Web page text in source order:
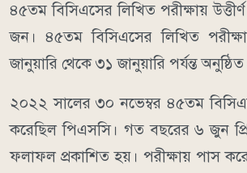
৪৫তম বিসিএসের লিখিত পরীক্ষায়
জন। ৪৫তম বিসিএসের লিখিত
জানুয়ারি থেকে ৩১ জানুয়ারি পর্যন্ত
২০২২ সালের ৩০ নভেম্বর ৪৫তম
করেছিল পিএসসি। গত বছরের ৬ জুন
ফলাফল প্রকাশিত হয়। পরীক্ষায় পাস